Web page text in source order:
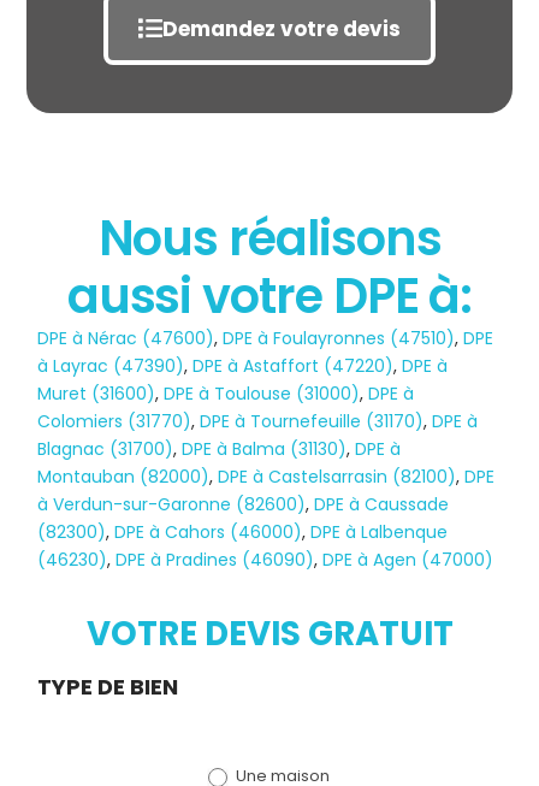
État des risques
POLLUTION
Demandez votre devis
Nous réalisons
aussi votre DPE à:
DPE à Nérac (47600),DPE à Foulayronnes (47510),DPE
à Layrac (47390),DPE à Astaffort (47220),DPE à
Muret (31600),DPE à Toulouse (31000),DPE à
Colomiers (31770),DPE à Tournefeuille (31170),DPE à
Blagnac (31700),DPE à Balma (31130),DPE à
Montauban (82000),DPE à Castelsarrasin (82100),DPE
à Verdun-sur-Garonne (82600),DPE à Caussade
(82300),DPE à Cahors (46000),DPE à Lalbenque
(46230),DPE à Pradines (46090),DPE à Agen (47000)
VOTRE DEVIS GRATUIT
Demande
TYPE DE BIEN
Une maison